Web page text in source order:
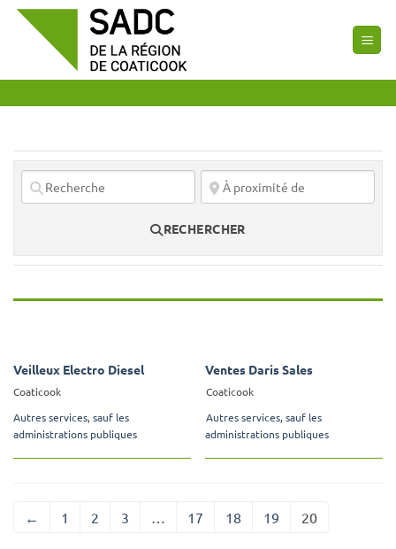
Passer
RECHERCHER
Veilleux Electro Diesel
Coaticook
Autres services, sauf les
administrations publiques
Ventes Daris Sales
Coaticook
Autres services, sauf les
administrations publiques
← 1 2 3 17 18 19 20